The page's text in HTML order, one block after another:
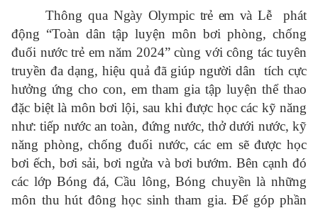
Thông quaNgày Olympic trẻ em và Lễ phát
động “Toàn dân tập luyện môn bơi phòng, chống
đuối nước trẻ em năm 2024” cùng với công tác tuyên
truyền đa dạng, hiệu quả đã giúp người dân
tích cực
hưởng ứng cho con, em tham gia tập luyện thể thao
đặc biệt là môn bơi lội, sau khi được học các kỹ năng
như: tiếp nước an toàn, đứng nước, thở dưới nước, kỹ
năng phòng, chống đuối nước, các em sẽ được học
bơi ếch, bơi sải, bơi ngửa và bơi bướm. Bên cạnh đó
các lớp Bóng đá, Cầu lông, Bóng chuyền là những
môn thu hút đông học sinh tham gia. Để góp phần